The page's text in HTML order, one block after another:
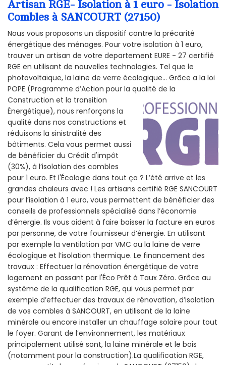
Artisan RGE- Isolation à 1 euro - Isolation
Combles à SANCOURT (27150)
Nous vous proposons un dispositif contre la précarité
énergétique des ménages. Pour votre isolation à 1 euro,
trouver un artisan de votre departement EURE - 27 certifié
RGE en utilisant de nouvelles technologies. Tel que le
photovoltaïque, la laine de verre écologique... Grâce a la loi
POPE (Programme d’Action pour la qualité de la
Construction et la transition
Énergétique), nous renforçons la
qualité dans nos constructions et
réduisons la sinistralité des
bâtiments. Cela vous permet aussi
de bénéficier du Crédit d'impôt
(30%), à l’isolation des combles
pour 1 euro. Et l'Écologie dans tout ça ? L’été arrive et les
grandes chaleurs avec ! Les artisans certifié RGE SANCOURT
pour l’isolation à 1 euro, vous permettent de bénéficier des
conseils de professionnels spécialisé dans l’économie
d’énergie. Ils vous aident à faire baisser la facture en euros
par personne, de votre fournisseur d’énergie. En utilisant
par exemple la ventilation par VMC ou la laine de verre
écologique et l’isolation thermique. Le financement des
travaux : Effectuer la rénovation énergétique de votre
logement en passant par l'Éco Prêt à Taux Zéro. Grâce au
système de la qualification RGE, qui vous permet par
exemple d’effectuer des travaux de rénovation, d’isolation
de vos combles à SANCOURT, en utilisant de la laine
minérale ou encore installer un chauffage solaire pour tout
le foyer. Garant de l’environnement, les matériaux
principalement utilisé sont, la laine minérale et le bois
(notamment pour la construction).La qualification RGE,